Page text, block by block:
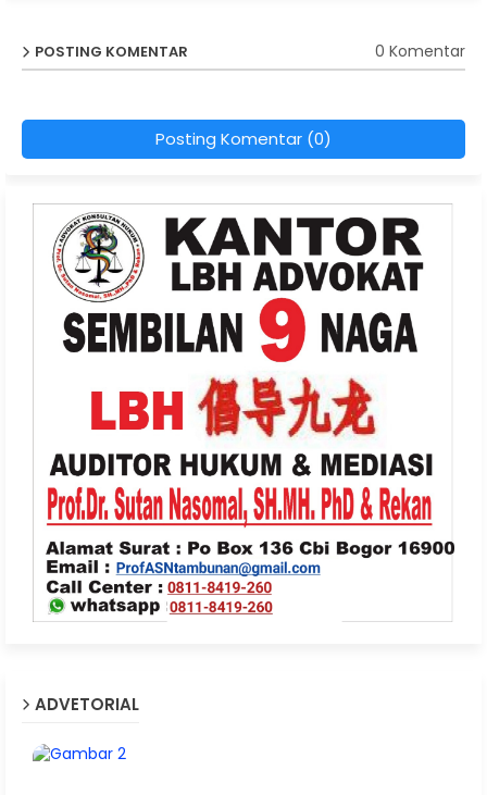
POSTING KOMENTAR 0 Komentar
Posting Komentar (0)
ADVETORIAL